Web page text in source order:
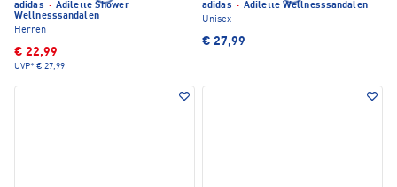
adidas · Adilette Shower
Wellnesssandalen
Herren
€ 22,99
UVP* € 27,99
adidas · Adilette Wellnesssandalen
Unisex
€ 27,99